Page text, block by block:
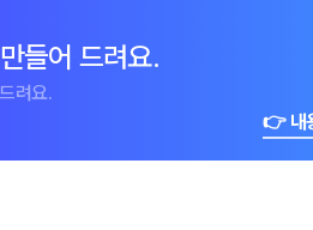
들어 드려요.
려요.
👉 내